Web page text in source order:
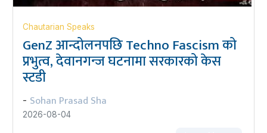
Chautarian Speaks
GenZ आन्दोलनपछि Techno Fascism को
प्रभुत्व, देवानगन्ज घटनामा सरकारको केस
स्टडी
- Sohan Prasad Sha
2026-08-04